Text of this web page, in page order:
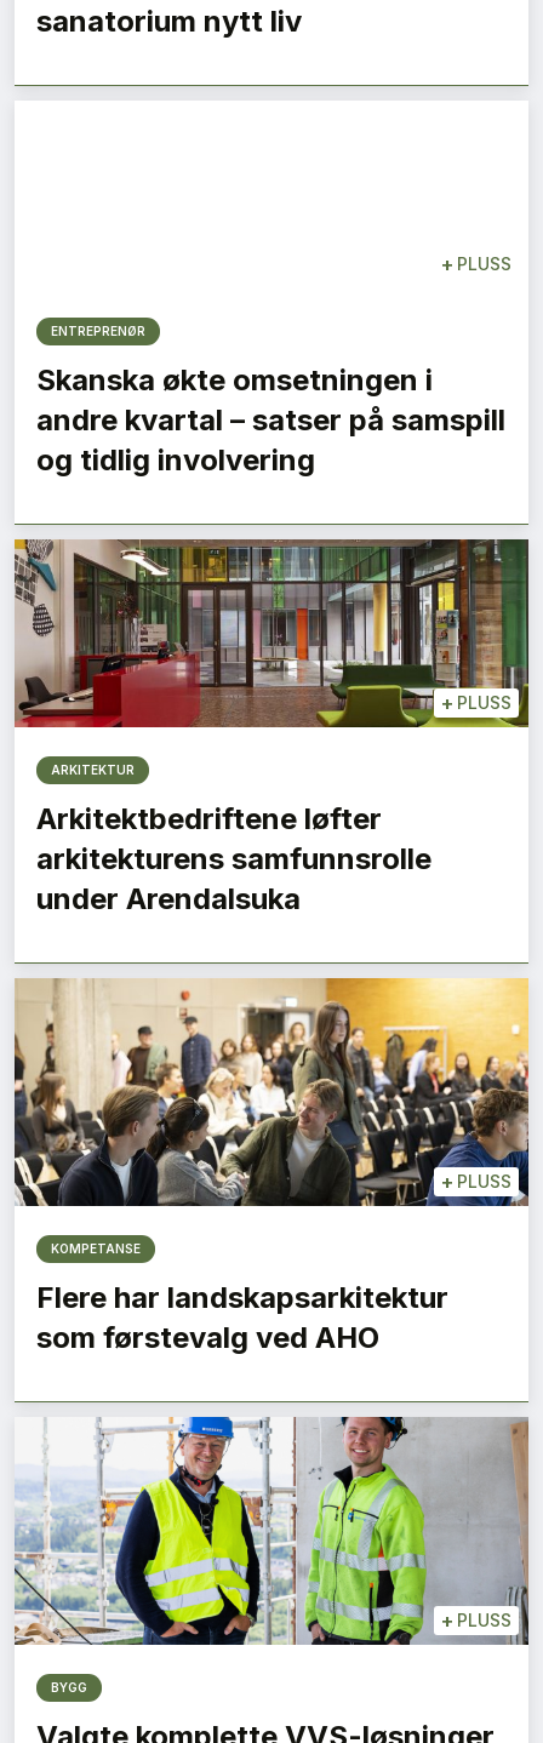
sanatorium nytt liv
+ PLUSS
ENTREPRENØR
Skanska økte omsetningen i
andre kvartal – satser på samspill
og tidlig involvering
+ PLUSS
ARKITEKTUR
Arkitektbedriftene løfter
arkitekturens samfunnsrolle
under Arendalsuka
+ PLUSS
KOMPETANSE
Flere har landskapsarkitektur
som førstevalg ved AHO
+ PLUSS
BYGG